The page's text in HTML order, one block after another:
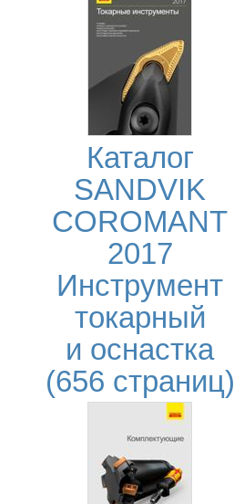
Каталог
SANDVIK
COROMANT
2017
Инструмент
токарный
и оснастка
(656 страниц)